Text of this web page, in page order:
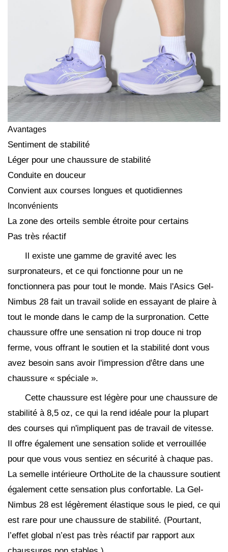
Avantages
Sentiment de stabilité
Léger pour une chaussure de stabilité
Conduite en douceur
Convient aux courses longues et quotidiennes
Inconvénients
La zone des orteils semble étroite pour certains
Pas très réactif
Il existe une gamme de gravité avec les
surpronateurs, et ce qui fonctionne pour un ne
fonctionnera pas pour tout le monde. Mais l'Asics Gel-
Nimbus 28 fait un travail solide en essayant de plaire à
tout le monde dans le camp de la surpronation. Cette
chaussure offre une sensation ni trop douce ni trop
ferme, vous offrant le soutien et la stabilité dont vous
avez besoin sans avoir l'impression d'être dans une
chaussure « spéciale ».
Cette chaussure est légère pour une chaussure de
stabilité à 8,5 oz, ce qui la rend idéale pour la plupart
des courses qui n'impliquent pas de travail de vitesse.
Il offre également une sensation solide et verrouillée
pour que vous vous sentiez en sécurité à chaque pas.
La semelle intérieure OrthoLite de la chaussure soutient
également cette sensation plus confortable. La Gel-
Nimbus 28 est légèrement élastique sous le pied, ce qui
est rare pour une chaussure de stabilité. (Pourtant,
l’effet global n’est pas très réactif par rapport aux